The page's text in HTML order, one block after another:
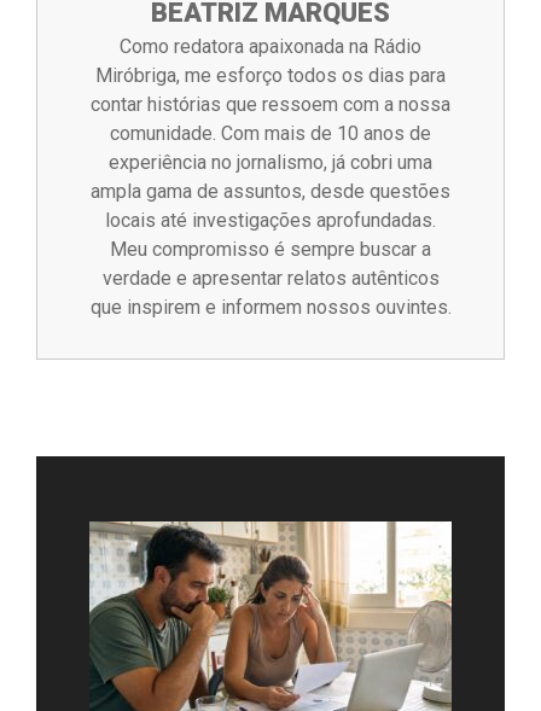
BEATRIZ MARQUES
Como redatora apaixonada na Rádio
Miróbriga, me esforço todos os dias para
contar histórias que ressoem com a nossa
comunidade. Com mais de 10 anos de
experiência no jornalismo, já cobri uma
ampla gama de assuntos, desde questões
locais até investigações aprofundadas.
Meu compromisso é sempre buscar a
verdade e apresentar relatos autênticos
que inspirem e informem nossos ouvintes.